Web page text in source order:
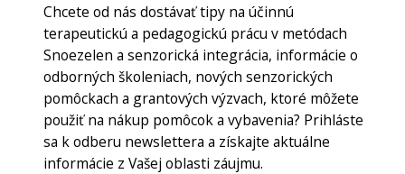
Chcete od nás dostávať tipy na účinnú
terapeutickú a pedagogickú prácu v metódach
Snoezelen a senzorická integrácia, informácie o
odborných školeniach, nových senzorických
pomôckach a grantových výzvach, ktoré môžete
použiť na nákup pomôcok a vybavenia? Prihláste
sa k odberu newslettera a získajte aktuálne
informácie z Vašej oblasti záujmu.